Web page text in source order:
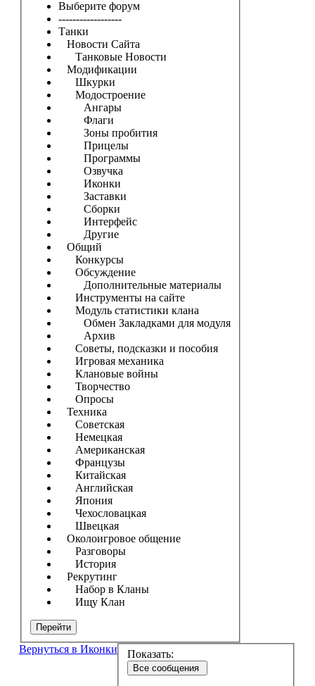
Выберите форум
------------------
Танки
Новости Сайта
Танковые Новости
Модификации
Шкурки
Модостроение
Ангары
Флаги
Зоны пробития
Прицелы
Программы
Озвучка
Иконки
Заставки
Сборки
Интерфейс
Другие
Общий
Конкурсы
Обсуждение
Дополнительные материалы
Инструменты на сайте
Модуль статистики клана
Обмен Закладками для модуля
Архив
Советы, подсказки и пособия
Игровая механика
Клановые войны
Творчество
Опросы
Техника
Советская
Немецкая
Американская
Французы
Китайская
Английская
Япония
Чехословацкая
Швецкая
Околоигровое общение
Разговоры
История
Рекрутинг
Набор в Кланы
Ищу Клан
Перейти
Вернуться в Иконки Показать:
Все сообщения